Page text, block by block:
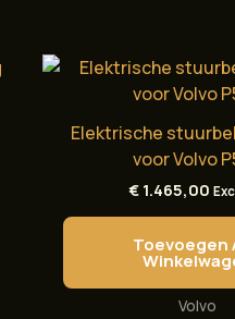
Elektrische
voor Volvo
€ 1.465,00
Toevoegen
Volvo